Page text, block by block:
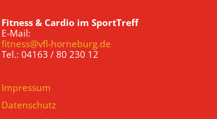
Fitness & Cardio im SportTreff
E-Mail:
fitness@vfl-horneburg.de
Tel.: 04163 / 80 230 12
Impressum
Datenschutz